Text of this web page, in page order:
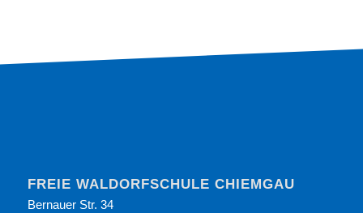
FREIE WALDORFSCHULE CHIEMGAU
Bernauer Str. 34